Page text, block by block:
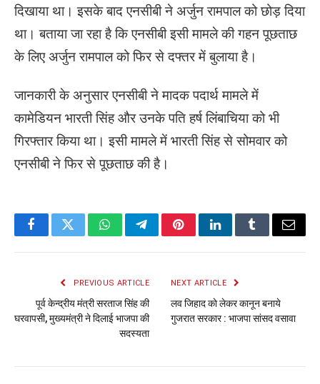
दिखाया था। इसके बाद एनसीबी ने अर्जुन रामपाल को छोड़ दिया
था। बताया जा रहा है कि एनसीबी इसी मामले की गहन पूछताछ
के लिए अर्जुन रामपाल को फिर से दफ्तर में बुलाया है।
जानकारी के अनुसार एनसीबी ने मादक पदार्थ मामले में
कामेडियन भारती सिंह और उनके पति हर्ष लिंबाचिया को भी
गिरफ्तार किया था। इसी मामले में भारती सिंह से सोमवार को
एनसीबी ने फिर से पूछताछ की है।
FacebookTwitterWhatsAppTelegramPinterestLinkedInTumblrEmail
PREVIOUS ARTICLE
पूर्व केन्द्रीय मंत्री सरताज सिंह की
घरवापसी, मुख्यमंत्री ने दिलाई भाजपा की
सदस्यता
NEXT ARTICLE
लव जिहाद काे लेकर कानून बनाये
गुजरात सरकार : भाजपा सांसद वसावा